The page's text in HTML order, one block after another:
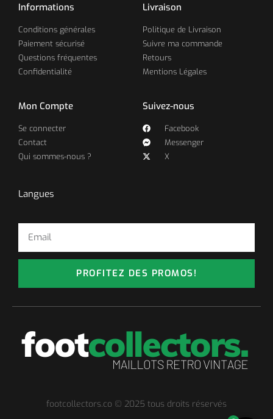
Informations
Conditions générales
Paiement sécurisé
Questions fréquentes
Confidentialité
Livraison
Politique de Livraison
Suivre ma commande
Retours
Mentions Légales
Mon Compte
Se connecter
Contact
Qui sommes-nous ?
Suivez-nous
Facebook
Messenger
X
Langues
PROFITEZ DES PROMOS!
footcollectors.co © 2025 tous droits réservés